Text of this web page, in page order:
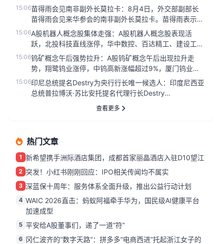
15:06苗得雨会见南非副外长莫拉卡：8月4日，外交部副部长
苗得雨会见来华参会的南非副外长莫拉卡。苗得雨表示，
中方愿同南非在实现现...
15:06A股机器人概念股集体走强：A股机器人概念股表现活
跃，北投科技直线涨停，华中数控、百达精工、建设工
业、东土科技、捷强装备涨...
15:06钨矿概念午后强势拉升：A股钨矿概念午后出现拉升走
势，翔鹭钨业涨停，中钨高新涨幅超过9%，厦门钨业、
章源钨业等个股也跟随上...
15:06印尼总统提名Destry为央行行长唯一候选人：印度尼西亚
总统普拉博沃·苏比安托提名代理行长Destry
查看更多
热门文章
1 新希望携手洲际酒店集团，成都首家丽晶酒店入驻D10望江
2 突发！小红书刚刚回应：IPO相关传闻均不属实
3 深蓝保十周年：服务体系全面升级，推出公益行动计划
4 WAIC 2026直击：蚂蚁阿福牵手华为，国民级AI健康平台
加速成型
5 平安给A股董事们，递了一道“符”
6 冈仁波齐的“数字天路”：拼多多“电商西进”托起浙江女子的